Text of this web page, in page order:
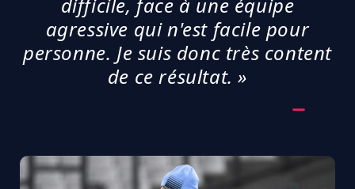
difficile, face à une équipe
agressive qui n'est facile pour
personne. Je suis donc très content
de ce résultat. »